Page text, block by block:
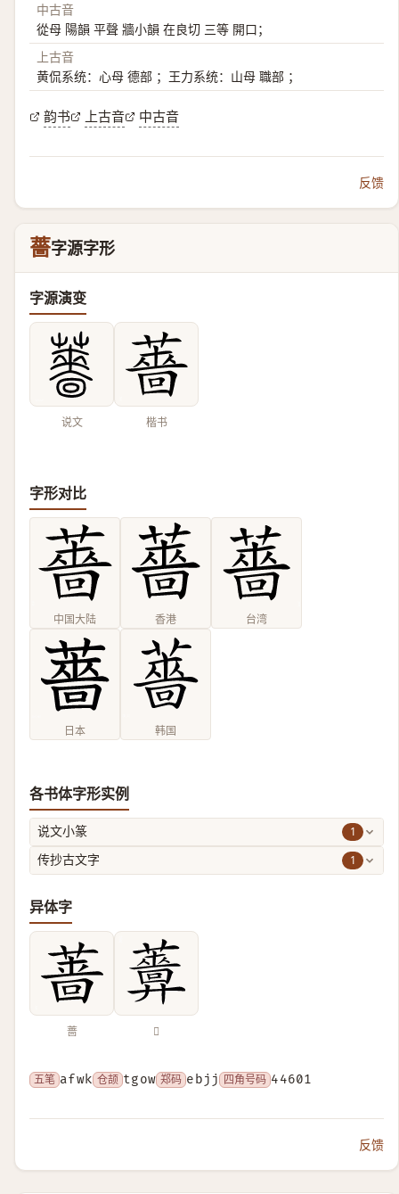
中古音
從母 陽韻 平聲 牆小韻 在良切 三等 開口；
上古音
黄侃系统：心母 德部 ；王力系统：山母 職部 ；
韵书 上古音 中古音
反馈
薔字源字形
字源演变
说文 楷书
字形对比
中国大陆 香港 台湾
日本 韩国
各书体字形实例
说文小篆 1
传抄古文字 1
异体字
蔷 𧃻
五笔 afwk 仓颉 tgow 郑码 ebjj 四角号码 44601
反馈